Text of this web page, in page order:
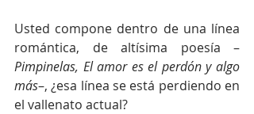
Usted compone dentro de una línea
romántica, de altísima poesía –
Pimpinelas, El amor es el perdón y algo
más–, ¿esa línea se está perdiendo en
el vallenato actual?